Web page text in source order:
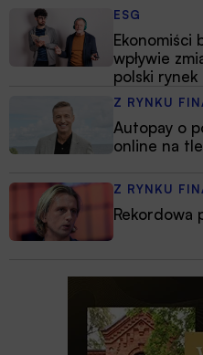
ESG
Ekonomiści
wpływie
polski rynek
Z RYNKU
Autopay o
online na
Z RYNKU
Rekordowa